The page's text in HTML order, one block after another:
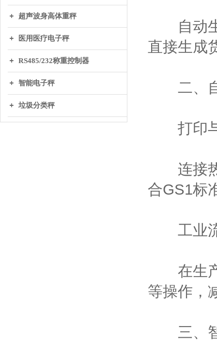
超声波身高体重秤
医用医疗电子秤
RS485/232称重控制器
智能电子秤
垃圾分类秤
自动生
直接生成
二、自
打印与
连接热
合GS1标
工业流
在生产
等操作，
三、智